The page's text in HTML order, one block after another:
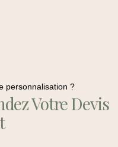
personnalisation ?
Votre Devis